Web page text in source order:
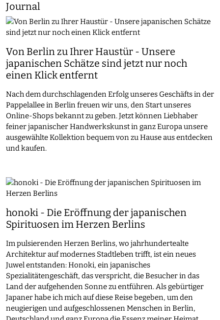
Journal
Von Berlin zu Ihrer Haustür - Unsere
japanischen Schätze sind jetzt nur noch
einen Klick entfernt
Nach dem durchschlagenden Erfolg unseres Geschäfts in der
Pappelallee in Berlin freuen wir uns, den Start unseres
Online-Shops bekannt zu geben. Jetzt können Liebhaber
feiner japanischer Handwerkskunst in ganz Europa unsere
ausgewählte Kollektion bequem von zu Hause aus entdecken
und kaufen.
honoki - Die Eröffnung der japanischen
Spirituosen im Herzen Berlins
Im pulsierenden Herzen Berlins, wo jahrhundertealte
Architektur auf modernes Stadtleben trifft, ist ein neues
Juwel entstanden: Honoki, ein japanisches
Spezialitätengeschäft, das verspricht, die Besucher in das
Land der aufgehenden Sonne zu entführen. Als gebürtiger
Japaner habe ich mich auf diese Reise begeben, um den
neugierigen und aufgeschlossenen Menschen in Berlin,